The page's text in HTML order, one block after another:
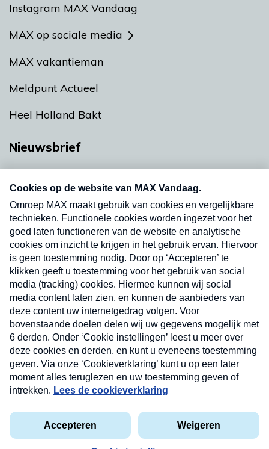
Instagram MAX Vandaag
MAX op sociale media
MAX vakantieman
Meldpunt Actueel
Heel Holland Bakt
Nieuwsbrief
nieuwsbrief. Elke vrijdag- en dinsdagochtend in
uw mailbox.
Verzend
Privacyverklaring
Cookieverklaring
Kwetsbaarheid melden
Copyright © 2026 MAX Vandaag - Omroep MAX
Nieuwsbrief
Neem hier een gratis abonnement op onze
nieuwsbrief. Elke vrijdag- en dinsdagochtend in uw